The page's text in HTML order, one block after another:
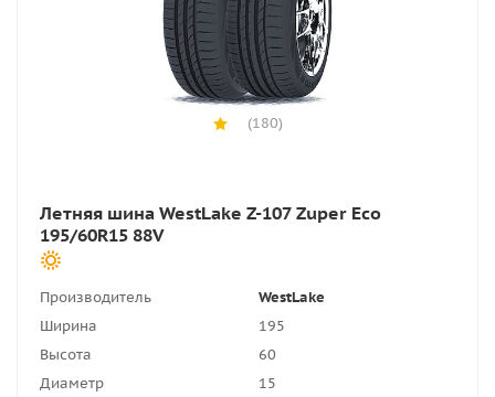
(180)
Летняя шина WestLake Z-107 Zuper Eco
195/60R15 88V
Производитель
WestLake
Ширина
195
Высота
60
Диаметр
15